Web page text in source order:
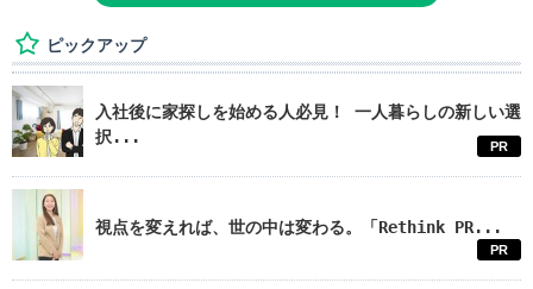
ピックアップ
入社後に家探しを始める人必見！ 一人暮らしの新しい選
択...
PR
視点を変えれば、世の中は変わる。「Rethink PR...
PR